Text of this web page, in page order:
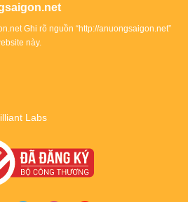
Ghi rõ nguồn “http://anuongsaigon.net”
này.
Labs